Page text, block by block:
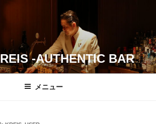
-AUTHENTIC BAR
メニュー